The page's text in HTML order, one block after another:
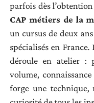
parfois dès
CAP métiers de la
un cursus de deux
spécialisés en France.
déroule en atelier :
volume,
forge une